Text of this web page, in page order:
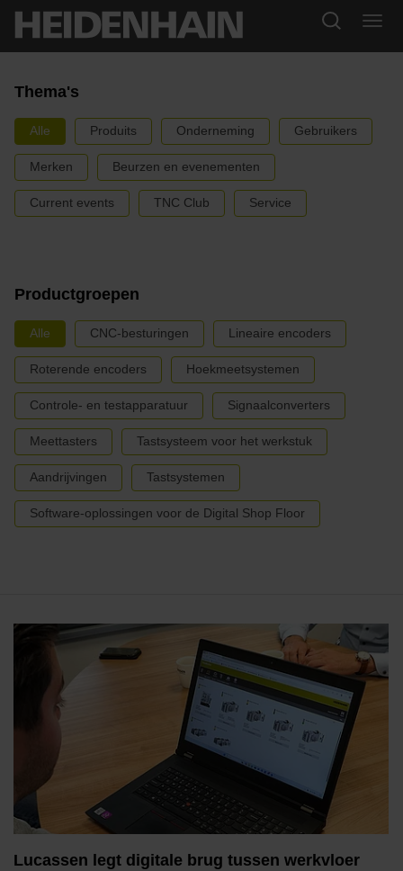
Thema's
Alle Produits Onderneming Gebruikers
Merken Beurzen en evenementen
Current events TNC Club Service
Productgroepen
Alle CNC-besturingen Lineaire encoders
Roterende encoders Hoekmeetsystemen
Controle- en testapparatuur Signaalconverters
Meettasters Tastsysteem voor het werkstuk
Aandrijvingen Tastsystemen
Software-oplossingen voor de Digital Shop Floor
Lucassen legt digitale brug tussen werkvloer